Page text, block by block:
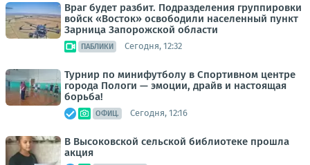
Враг будет разбит. Подразделения группировки
войск «Восток» освободили населенный пункт
Зарница Запорожской области
ПАБЛИКИ Сегодня, 12:32
Турнир по минифутболу в Спортивном центре
города Пологи — эмоции, драйв и настоящая
борьба!
ОФИЦ. Сегодня, 12:16
В Высоковской сельской библиотеке прошла
акция